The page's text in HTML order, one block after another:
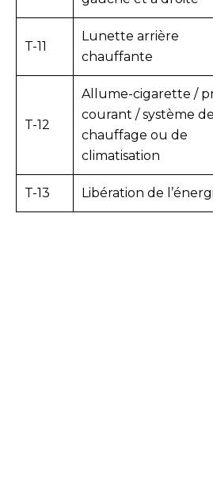
T-11
Lunette arrière
chauffante
T-12
Allume-cigarette /
courant / système de
chauffage ou de
climatisation
T-13 Libération de